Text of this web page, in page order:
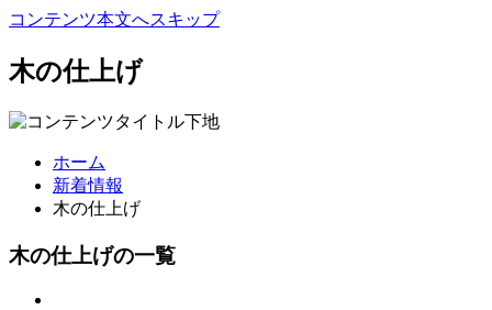
コンテンツ本文へスキップ
木の仕上げ
ホーム
新着情報
木の仕上げ
木の仕上げの一覧